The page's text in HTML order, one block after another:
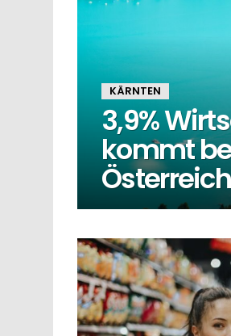
KÄRNTEN
3,9%
kommt
MORE
STORIES